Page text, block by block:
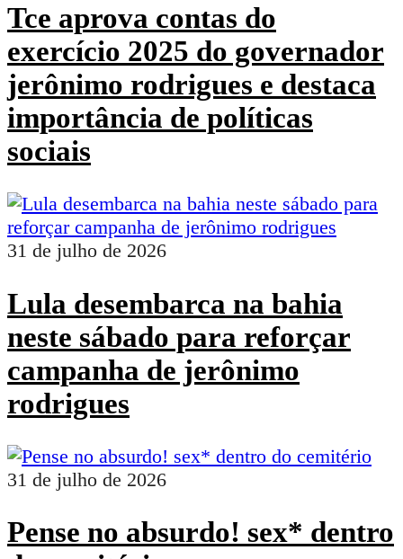
Tce aprova contas do
exercício 2025 do governador
jerônimo rodrigues e destaca
importância de políticas
sociais
31 de julho de 2026
Lula desembarca na bahia
neste sábado para reforçar
campanha de jerônimo
rodrigues
31 de julho de 2026
Pense no absurdo! sex* dentro